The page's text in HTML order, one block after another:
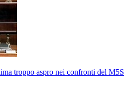
troppo aspro nei confronti del M5S